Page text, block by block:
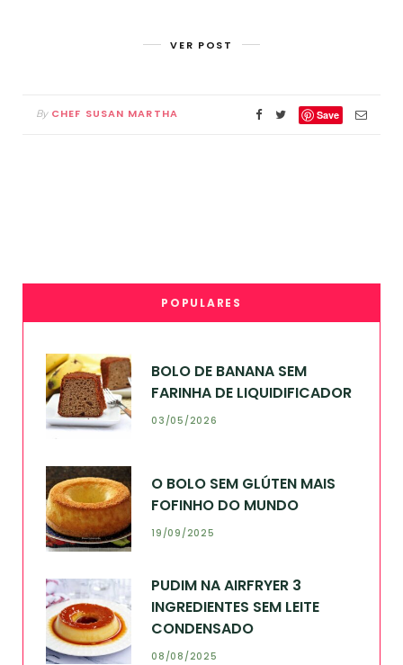
VER POST
By CHEF SUSAN MARTHA Save
POPULARES
BOLO DE BANANA SEM
FARINHA DE LIQUIDIFICADOR
03/05/2026
O BOLO SEM GLÚTEN MAIS
FOFINHO DO MUNDO
19/09/2025
PUDIM NA AIRFRYER 3
INGREDIENTES SEM LEITE
CONDENSADO
08/08/2025